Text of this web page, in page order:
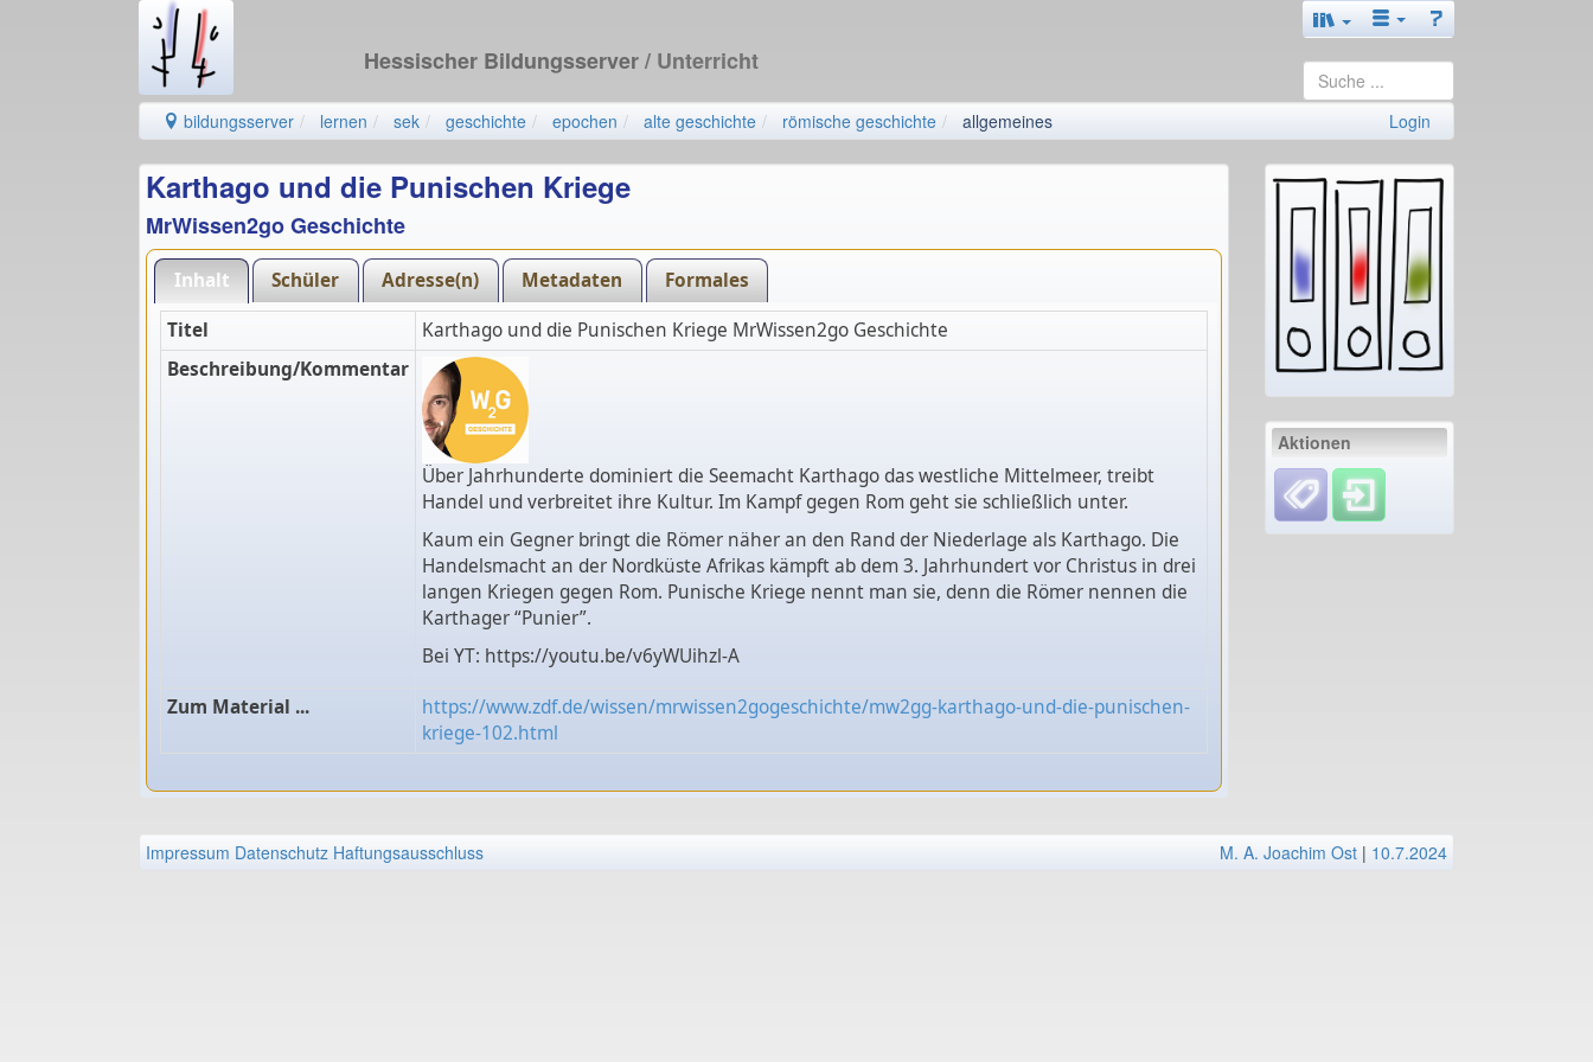
Hessischer Bildungsserver/ Unterricht
bildungsserver lernen sek geschichte epochen alte geschichte römische geschichte allgemeines Login
Karthago und die Punischen Kriege
MrWissen2go Geschichte
Inhalt Schüler Adresse(n) Metadaten Formales
Titel
Karthago und die Punischen Kriege MrWissen2go Geschichte
Beschreibung/Kommentar
Über Jahrhunderte dominiert die Seemacht Karthago das westliche Mittelmeer, treibt
Handel und verbreitet ihre Kultur. Im Kampf gegen Rom geht sie schließlich unter.
Kaum ein Gegner bringt die Römer näher an den Rand der Niederlage als Karthago. Die
Handelsmacht an der Nordküste Afrikas kämpft ab dem 3. Jahrhundert vor Christus in drei
langen Kriegen gegen Rom. Punische Kriege nennt man sie, denn die Römer nennen die
Karthager “Punier”.
Bei YT: https://youtu.be/v6yWUihzl-A
Zum Material ...
https://www.zdf.de/wissen/mrwissen2gogeschichte/mw2gg-karthago-und-die-punischen-
kriege-102.html
Aktionen
Impressum Datenschutz Haftungsausschluss M. A. Joachim Ost | 10.7.2024